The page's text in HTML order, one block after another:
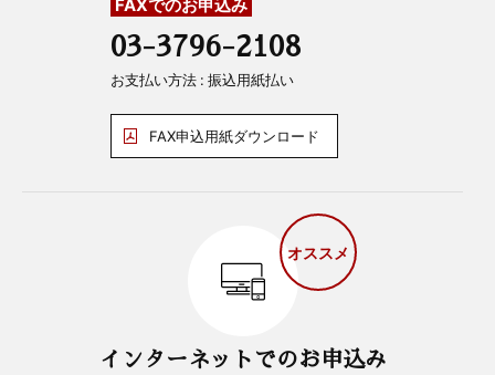
03-3796-2108
お支払い方法 : 振込用紙払い
FAX申込用紙ダウンロード
オススメ
インターネットでのお申込み